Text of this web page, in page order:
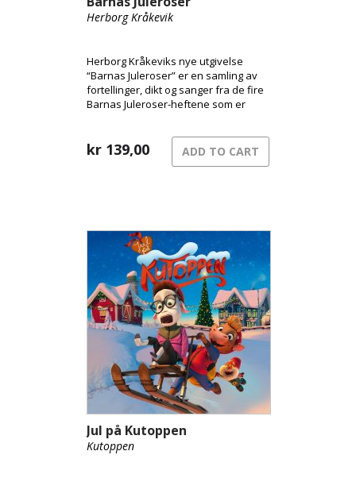
Herborg Kråkevik
Herborg Kråkeviks nye utgivelse
“Barnas Juleroser” er en samling av
fortellinger, dikt og sanger fra de fire
Barnas Juleroser-heftene som er
varm blanding av lydbok og musikk.
kr 139,00 ADD TO CART
Jul på Kutoppen
Kutoppen